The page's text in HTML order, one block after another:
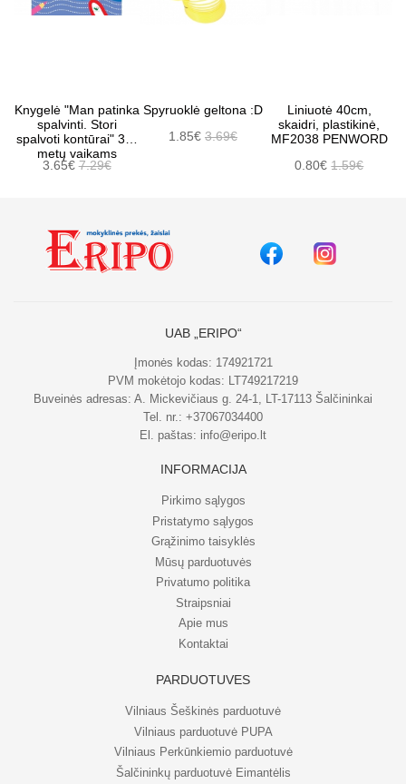
Knygelė "Man patinka
spalvinti. Stori
spalvoti kontūrai" 3-4
metų vaikams
3.65€7.29€
Spyruoklė geltona :D
1.85€ 3.69€
Liniuotė 40cm,
skaidri, plastikinė,
MF2038 PENWORD
0.80€1.59€
UAB „ERIPO“
Įmonės kodas: 174921721
PVM mokėtojo kodas: LT749217219
Buveinės adresas: A. Mickevičiaus g. 24-1, LT-17113 Šalčininkai
Tel. nr.: +37067034400
El. paštas: info@eripo.lt
INFORMACIJA
Pirkimo sąlygos
Pristatymo sąlygos
Grąžinimo taisyklės
Mūsų parduotuvės
Privatumo politika
Straipsniai
Apie mus
Kontaktai
PARDUOTUVĖS
Vilniaus Šeškinės parduotuvė
Vilniaus parduotuvė PUPA
Vilniaus Perkūnkiemio parduotuvė
Šalčininkų parduotuvė Eimantėlis